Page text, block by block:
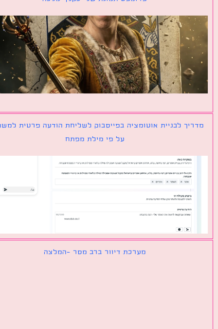
לבניית אוטומציה בפייסבוק לשליחת הודעה פרטית למשתמש
על פי מילת מפתח
מערכת דיוור ברב מסר -המלצה